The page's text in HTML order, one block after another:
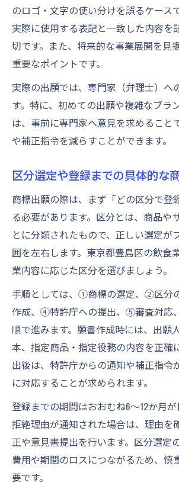
のロゴ・文字の使い分けを誤るケース
実際に使用する表記と一致した内容を
切です。また、将来的な事業展開を見
重要なポイントです。
実際の出願では、専門家（弁理士）へ
す。特に、初めての出願や複雑なブラ
は、事前に専門家へ意見を求めること
や補正指令を減らすことができます。
区分選定や登録までの具体的な
商標出願の際は、まず「どの区分で登
る必要があります。区分とは、商品や
とに分類されたもので、正しい選定が
囲を左右します。東京都豊島区の飲食
業内容に応じた区分を選びましょう。
手順としては、①商標の選定、②区分
作成、④特許庁への提出、⑤審査対応
順で進みます。願書作成時には、出願
本、指定商品・指定役務の内容を正確
出後は、特許庁からの通知や補正指令
に対応することが求められます。
登録までの期間はおおむね6～12か月
拒絶理由が通知された場合は、理由を
正や意見書提出を行います。区分選定
費用や期間のロスにつながるため、慎
要です。